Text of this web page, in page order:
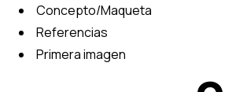
Concepto/Maqueta
Referencias
Primera imagen